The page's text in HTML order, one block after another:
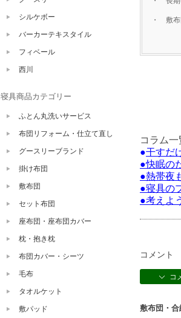
・ 敷布
コラム一
●干すだ
●快眠の
●熱帯夜
●寝具の
●考えよ
コメント
コ
敷布団・
シルケボー
バーカーテキスタイル
フィベール
西川
寝具商品カテゴリー
ふとん丸洗いサービス
布団リフォーム・仕立て直し
グースリーブランド
掛け布団
敷布団
セット布団
座布団・座布団カバー
枕・抱き枕
布団カバー・シーツ
毛布
タオルケット
敷パッド